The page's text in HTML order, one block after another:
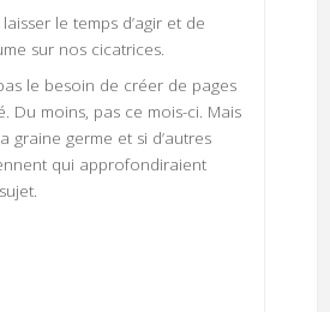
le temps d’agir et de
sur nos cicatrices.
le besoin de créer de pages
Du moins, pas ce mois-ci. Mais
graine germe et si d’autres
qui approfondiraient